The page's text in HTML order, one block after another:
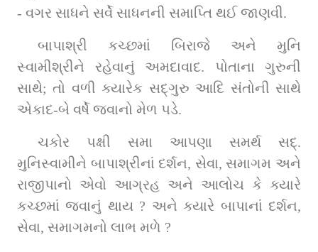
- વગર સાધને સર્વે સાધનની સમાપ્તિ થઈ જાણવી.
બાપાશ્રી કચ્છમાં બિરાજે અને મુનિ
સ્વામીશ્રીને રહેવાનું અમદાવાદ. પોતાના ગુરુની
સાથે; તો વળી ક્યારેક સદ્‌ગુરુ આદિ સંતોની સાથે
એકાદ-બે વર્ષે જવાનો મેળ પડે.
ચકોર પક્ષી સમા આપણા સમર્થ સદ્‌.
મુનિસ્વામીને બાપાશ્રીનાં દર્શન, સેવા, સમાગમ અને
રાજીપાનો એવો આગ્રહ અને આલોચ કે ક્યારે
કચ્છમાં જવાનું થાય ? અને ક્યારે બાપાનાં દર્શન,
સેવા, સમાગમનો લાભ મળે ?